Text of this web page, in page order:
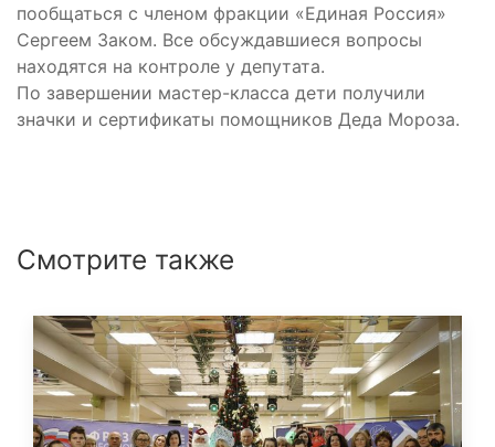
пообщаться с членом фракции «Единая Россия»
Сергеем Заком. Все обсуждавшиеся вопросы
находятся на контроле у депутата.
По завершении мастер-класса дети получили
значки и сертификаты помощников Деда Мороза.
Смотрите также